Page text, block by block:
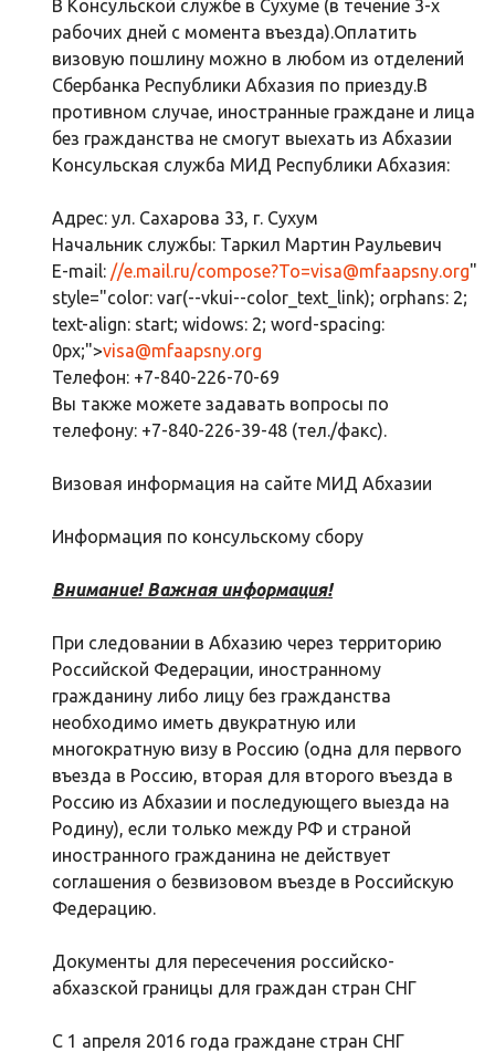
В Консульской службе в Сухуме (в течение 3-х
рабочих дней с момента въезда).Оплатить
визовую пошлину можно в любом из отделений
Сбербанка Республики Абхазия по приезду.В
противном случае, иностранные граждане и лица
без гражданства не смогут выехать из Абхазии
Консульская служба МИД Республики Абхазия:
Адрес: ул. Сахарова 33, г. Сухум
Начальник службы: Таркил Мартин Раульевич
E-mail: //e.mail.ru/compose?To=visa@mfaapsny.org"
style="color: var(--vkui--color_text_link); orphans: 2;
text-align: start; widows: 2; word-spacing:
0px;">visa@mfaapsny.org
Телефон: +7-840-226-70-69
Вы также можете задавать вопросы по
телефону: +7-840-226-39-48 (тел./факс).
Визовая информация на сайте МИД Абхазии
Информация по консульскому сбору
Внимание! Важная информация!
При следовании в Абхазию через территорию
Российской Федерации, иностранному
гражданину либо лицу без гражданства
необходимо иметь двукратную или
многократную визу в Россию (одна для первого
въезда в Россию, вторая для второго въезда в
Россию из Абхазии и последующего выезда на
Родину), если только между РФ и страной
иностранного гражданина не действует
соглашения о безвизовом въезде в Российскую
Федерацию.
Документы для пересечения российско-
абхазской границы для граждан стран СНГ
С 1 апреля 2016 года граждане стран СНГ